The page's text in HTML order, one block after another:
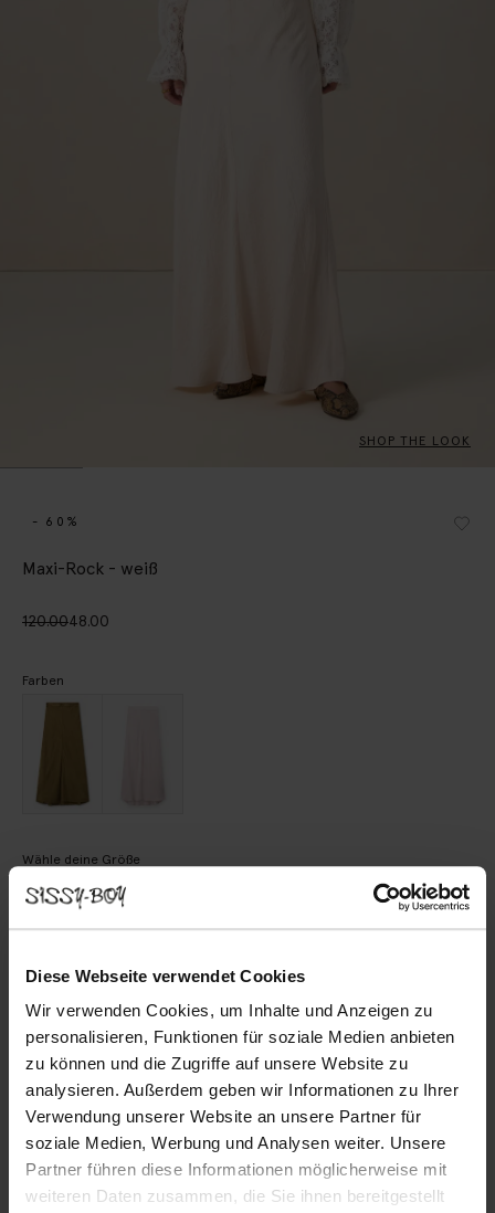
Diese Webseite verwendet Cookies
Wir verwenden Cookies, um Inhalte und Anzeigen zu
personalisieren, Funktionen für soziale Medien anbieten
zu können und die Zugriffe auf unsere Website zu
analysieren. Außerdem geben wir Informationen zu Ihrer
Verwendung unserer Website an unsere Partner für
soziale Medien, Werbung und Analysen weiter. Unsere
Partner führen diese Informationen möglicherweise mit
weiteren Daten zusammen, die Sie ihnen bereitgestellt
SHOP THE LOOK
- 60%
Maxi-Rock - weiß
120.0048.00
Farben
Wähle deine Größe
XS S XXL
IN DEN WARENKORB
Schnelle Lieferung
Rechnungskauf möglich
BESCHREIBUNG
Weißer Maxi-Rock der Marke Sissy-Boy. Der lange Rock hat